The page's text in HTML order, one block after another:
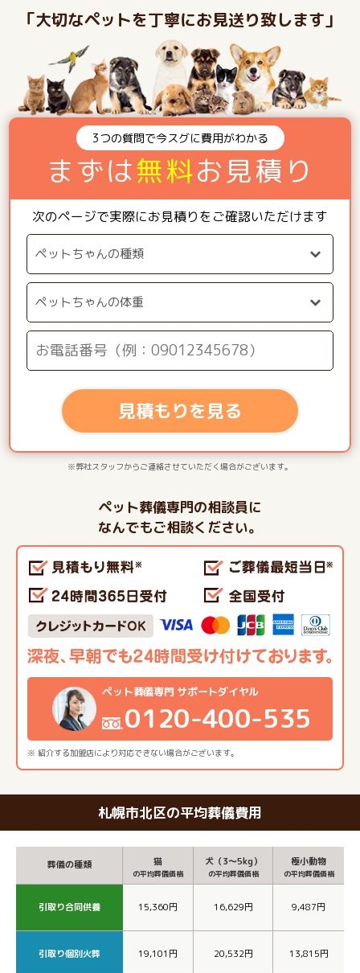
「大切なペットを丁寧にお見送り致します」
3つの質問で今スグに費用がわかる
まずは無料お見積り
次のページで実際にお見積りをご確認いただけます
見積もりを見る
※弊社スタッフからご連絡させていただく場合がございます。
ペット葬儀専門の相談員に
なんでもご相談ください。
※ 紹介する加盟店により対応できない場合がございます。
ペット葬儀専門 サポートダイヤル
0120-400-535
札幌市北区の平均葬儀費用
葬儀の種類 猫
の平均葬儀価格
犬（3～5kg）
の平均葬儀価格
極小動物
の平均葬儀価格
引取り合同供養 15,360円 16,629円 9,487円
引取り個別火葬 19,101円 20,532円 13,815円